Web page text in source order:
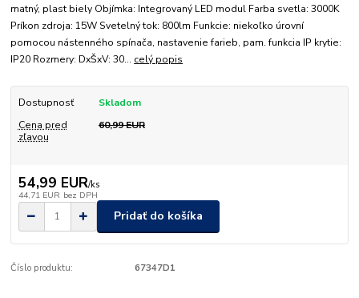
matný, plast biely Objímka: Integrovaný LED modul Farba svetla: 3000K
Príkon zdroja: 15W Svetelný tok: 800lm Funkcie: niekoľko úrovní
pomocou nástenného spínača, nastavenie farieb, pam. funkcia IP krytie:
IP20 Rozmery: DxŠxV: 30... celý popis
Dostupnosť
Skladom
Cena pred
zľavou
60,99 EUR
54,99 EUR/ks
44,71 EUR bez DPH
Pridať do košíka
Číslo produktu: 67347D1